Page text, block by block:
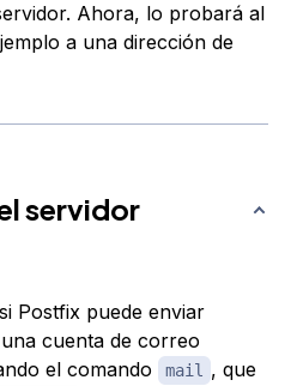
Ahora, lo probará al
a una dirección de
servidor
Postfix puede enviar
cuenta de correo
el comando
mail
, que